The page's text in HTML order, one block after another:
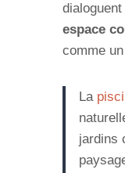
espace
comme
La
jardins